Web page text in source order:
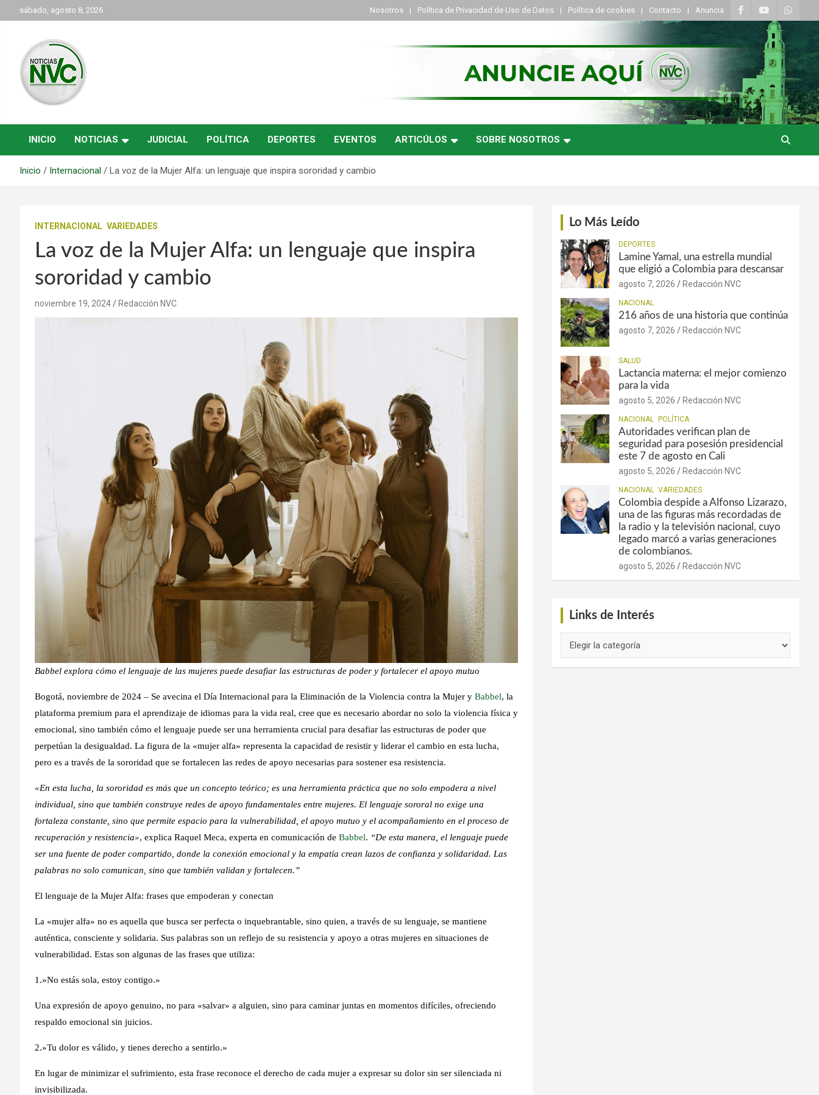
al
sábado, agosto 8, 2026 Nosotros Política de Privacidad de Uso de Datos Política de cookies Contacto Anuncia
NVC Noticias
INICIO NOTICIAS JUDICIAL POLÍTICA DEPORTES EVENTOS ARTICÚLOS SOBRE NOSOTROS
Inicio Internacional La voz de la Mujer Alfa: un lenguaje que inspira sororidad y cambio
INTERNACIONAL VARIEDADES
La voz de la Mujer Alfa: un lenguaje que inspira
sororidad y cambio
noviembre 19, 2024 Redacción NVC
Babbel explora cómo el lenguaje de las mujeres puede desafiar las estructuras de poder y fortalecer el apoyo mutuo
Bogotá, noviembre de 2024 – Se avecina el Día Internacional para la Eliminación de la Violencia contra la Mujer y Babbel, la
plataforma premium para el aprendizaje de idiomas para la vida real, cree que es necesario abordar no solo la violencia física y
emocional, sino también cómo el lenguaje puede ser una herramienta crucial para desafiar las estructuras de poder que
perpetúan la desigualdad. La figura de la «mujer alfa» representa la capacidad de resistir y liderar el cambio en esta lucha,
pero es a través de la sororidad que se fortalecen las redes de apoyo necesarias para sostener esa resistencia.
«En esta lucha, la sororidad es más que un concepto teórico; es una herramienta práctica que no solo empodera a nivel
individual, sino que también construye redes de apoyo fundamentales entre mujeres. El lenguaje sororal no exige una
fortaleza constante, sino que permite espacio para la vulnerabilidad, el apoyo mutuo y el acompañamiento en el proceso de
recuperación y resistencia», explica Raquel Meca, experta en comunicación de Babbel. “De esta manera, el lenguaje puede
ser una fuente de poder compartido, donde la conexión emocional y la empatía crean lazos de confianza y solidaridad. Las
palabras no solo comunican, sino que también validan y fortalecen.”
El lenguaje de la Mujer Alfa: frases que empoderan y conectan
La «mujer alfa» no es aquella que busca ser perfecta o inquebrantable, sino quien, a través de su lenguaje, se mantiene
auténtica, consciente y solidaria. Sus palabras son un reflejo de su resistencia y apoyo a otras mujeres en situaciones de
vulnerabilidad. Estas son algunas de las frases que utiliza:
1.»No estás sola, estoy contigo.»
Una expresión de apoyo genuino, no para «salvar» a alguien, sino para caminar juntas en momentos difíciles, ofreciendo
respaldo emocional sin juicios.
2.»Tu dolor es válido, y tienes derecho a sentirlo.»
En lugar de minimizar el sufrimiento, esta frase reconoce el derecho de cada mujer a expresar su dolor sin ser silenciada ni
invisibilizada.
Lo Más Leído
DEPORTES
Lamine Yamal, una estrella mundial
que eligió a Colombia para descansar
agosto 7, 2026 Redacción NVC
NACIONAL
216 años de una historia que continúa
agosto 7, 2026 Redacción NVC
SALUD
Lactancia materna: el mejor comienzo
para la vida
agosto 5, 2026 Redacción NVC
NACIONAL POLÍTICA
Autoridades verifican plan de
seguridad para posesión presidencial
este 7 de agosto en Cali
agosto 5, 2026 Redacción NVC
NACIONAL VARIEDADES
Colombia despide a Alfonso Lizarazo,
una de las figuras más recordadas de
la radio y la televisión nacional, cuyo
legado marcó a varias generaciones
de colombianos.
agosto 5, 2026 Redacción NVC
Links de Interés
de